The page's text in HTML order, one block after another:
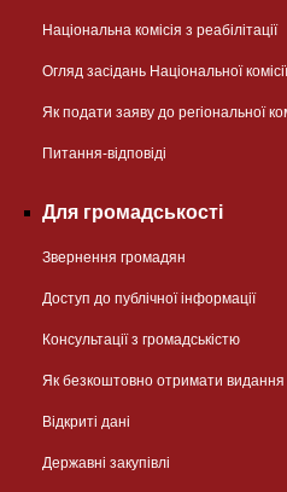
Національна комісія з реабілітації
Огляд засідань Національної
Як подати заяву до регіональної
Питання-відповіді
Для громадськості
Звернення громадян
Доступ до публічної інформації
Консультації з громадськістю
Як безкоштовно отримати видання
Відкриті дані
Державні закупівлі